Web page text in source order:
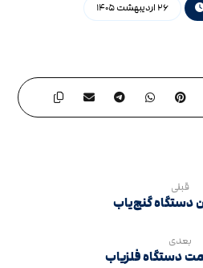
۲۶ اردیبهشت ۱۴۰۵
قبلی
دستگاه گنج‌یاب
بعدی
دستگاه فلزیاب